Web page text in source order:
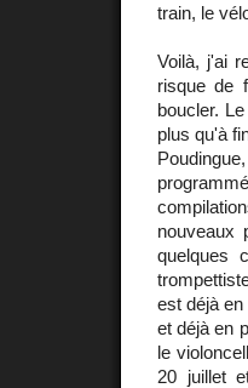
train, le
Voilà, j'ai
risque de
boucler.
plus qu'à
nouveaux
quelques
est déjà
et déjà en
le
20 juillet